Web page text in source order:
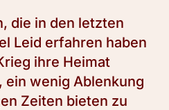
die in den letzten
Leid erfahren haben
ihre Heimat
wenig Ablenkung
Zeiten bieten zu